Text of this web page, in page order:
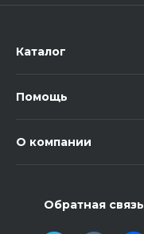
Каталог
Помощь
О компании
Обратная связь